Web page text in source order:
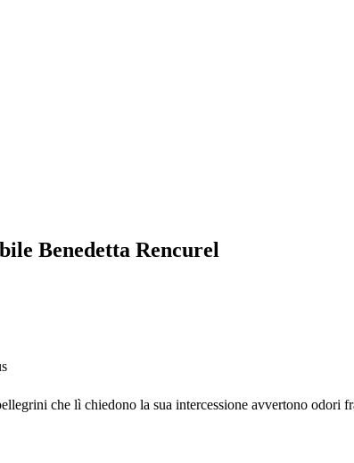
Benedetta Rencurel
che lì chiedono la sua intercessione avvertono odori